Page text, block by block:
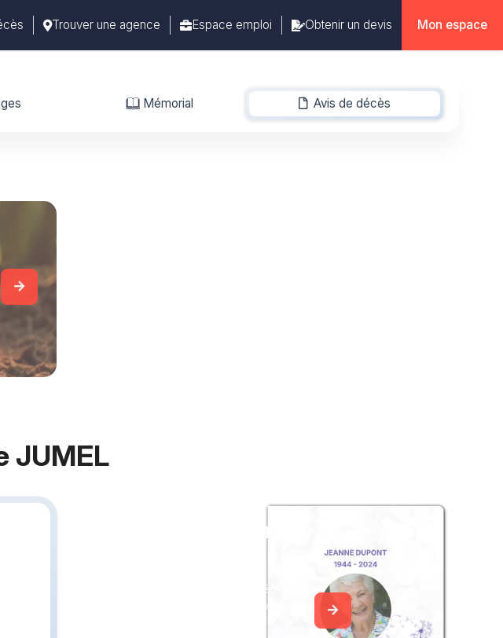
Trouver une agence Espace emploi Obtenir un devis Mon espace
Mémorial Avis de décès
-
JUMEL
Créez un album
Créez un album collaboratif en réunissant
les hommages à Anne-Marie JUMEL, pour